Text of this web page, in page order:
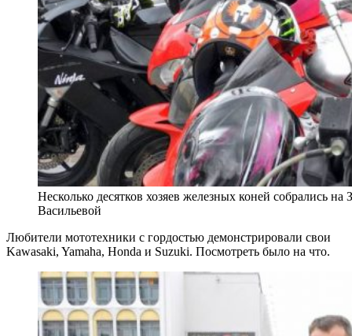
Несколько десятков хозяев железных коней собрались
Васильевой
Любители мототехники с гордостью демонстрировали свои
Kawasaki, Yamaha, Honda и Suzuki. Посмотреть было на что.